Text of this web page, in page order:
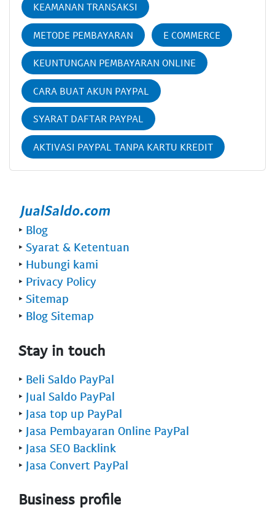
KEAMANAN TRANSAKSI
METODE PEMBAYARAN E COMMERCE
KEUNTUNGAN PEMBAYARAN ONLINE
CARA BUAT AKUN PAYPAL
SYARAT DAFTAR PAYPAL
AKTIVASI PAYPAL TANPA KARTU KREDIT
‣ Blog
‣ Syarat & Ketentuan
‣ Hubungi kami
‣ Privacy Policy
‣ Sitemap
‣ Blog Sitemap
Stay in touch
‣ Beli Saldo PayPal
‣ Jual Saldo PayPal
‣ Jasa top up PayPal
‣ Jasa Pembayaran Online PayPal
‣ Jasa SEO Backlink
‣ Jasa Convert PayPal
Business profile